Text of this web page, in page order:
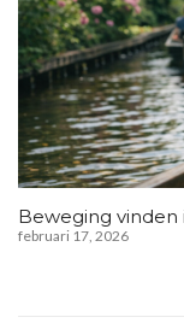
Beweging
februari 17, 2026